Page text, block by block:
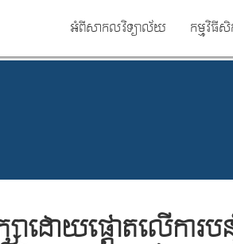
អំពីសាកលវិទ្យាល័យ កម្មវិធីសិ
ក្សាដោយផ្តោតលើការ